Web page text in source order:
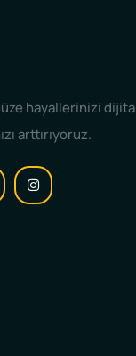
hayallerinizi
arttırıyoruz.